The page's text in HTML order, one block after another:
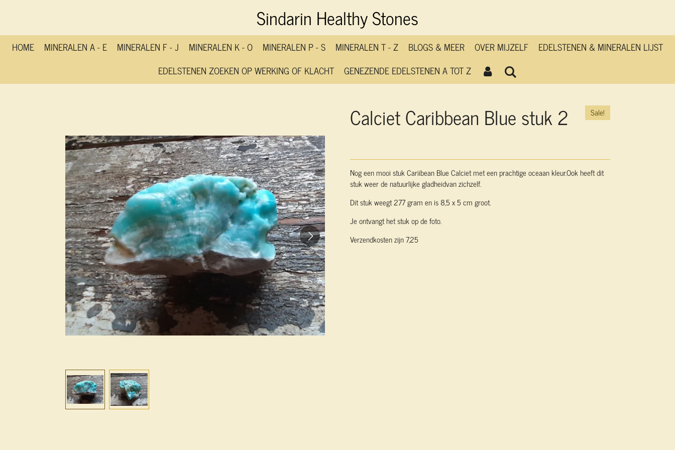
de
hoofdinhoud
Sindarin Healthy Stones
HOME MINERALEN A - E MINERALEN F - J MINERALEN K - O MINERALEN P - S MINERALEN T - Z BLOGS & MEER OVER MIJZELF
EDELSTENEN & MINERALEN LIJST
EDELSTENEN ZOEKEN OP WERKING OF KLACHT
GENEZENDE EDELSTENEN A TOT Z
Calciet Caribbean Blue stuk 2 Sale!
Nog een mooi stuk Cariibean Blue Calciet met een prachtige oceaan kleur.Ook heeft dit
stuk weer de natuurlijke gladheidvan zichzelf.
Dit stuk weegt 277 gram en is 8,5 x 5 cm groot.
Je ontvangt het stuk op de foto.
Verzendkosten zijn 7,25